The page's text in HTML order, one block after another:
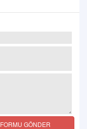
FORMU GÖNDER